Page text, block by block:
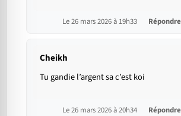
Le 26 mars 2026 à 19h33 Répondre
Cheikh
Tu gandie l’argent sa c’est koi
Le 26 mars 2026 à 20h34 Répondre